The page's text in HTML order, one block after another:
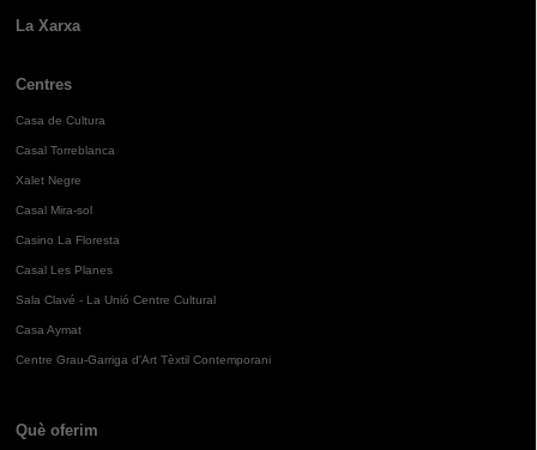
La Xarxa
Centres
Casa de Cultura
Casal Torreblanca
Xalet Negre
Casal Mira-sol
Casino La Floresta
Casal Les Planes
Sala Clavé - La Unió Centre Cultural
Casa Aymat
Centre Grau-Garriga d'Art Tèxtil Contemporani
Què oferim